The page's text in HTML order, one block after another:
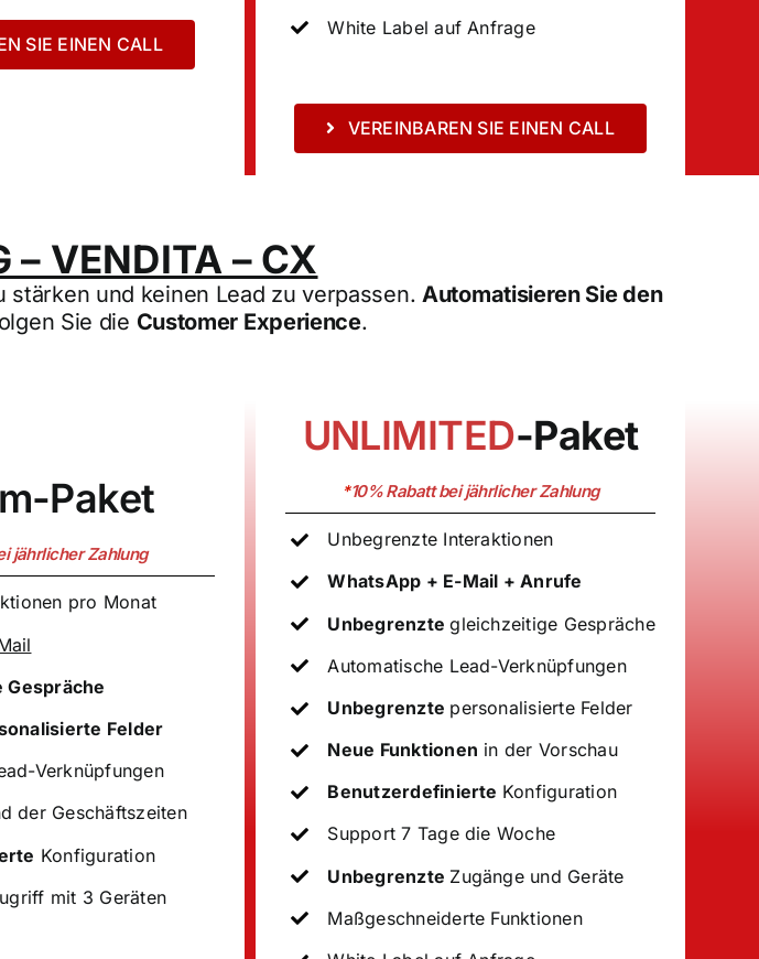
SIE EINEN CALL
White Label auf Anfrage
VEREINBAREN SIE EINEN CALL
– VENDITA – CX
stärken und keinen Lead zu verpassen. Automatisieren Sie den
Sie die Customer Experience.
Paket
jährlicher Zahlung
pro Monat
Felder
Verknüpfungen
der Geschäftszeiten
Konfiguration
mit 3 Geräten
UNLIMITED-Paket
*10%Rabatt bei jährlicher Zahlung
Unbegrenzte Interaktionen
WhatsApp + E-Mail + Anrufe
Unbegrenztegleichzeitige Gespräche
Automatische Lead-Verknüpfungen
Unbegrenzte personalisierte Felder
Neue Funktionen in der Vorschau
Benutzerdefinierte Konfiguration
Support 7 Tage die Woche
Unbegrenzte Zugänge und Geräte
Maßgeschneiderte Funktionen